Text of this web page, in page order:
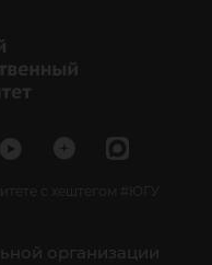
с хештегом #ЮГУ
организации